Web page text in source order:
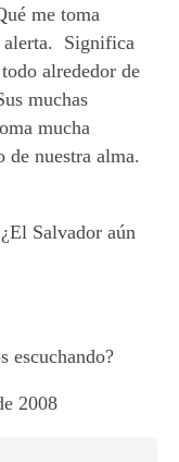
me toma
alerta. Significa
alrededor de
muchas
mucha
nuestra alma.
Salvador aún
escuchando?
2008